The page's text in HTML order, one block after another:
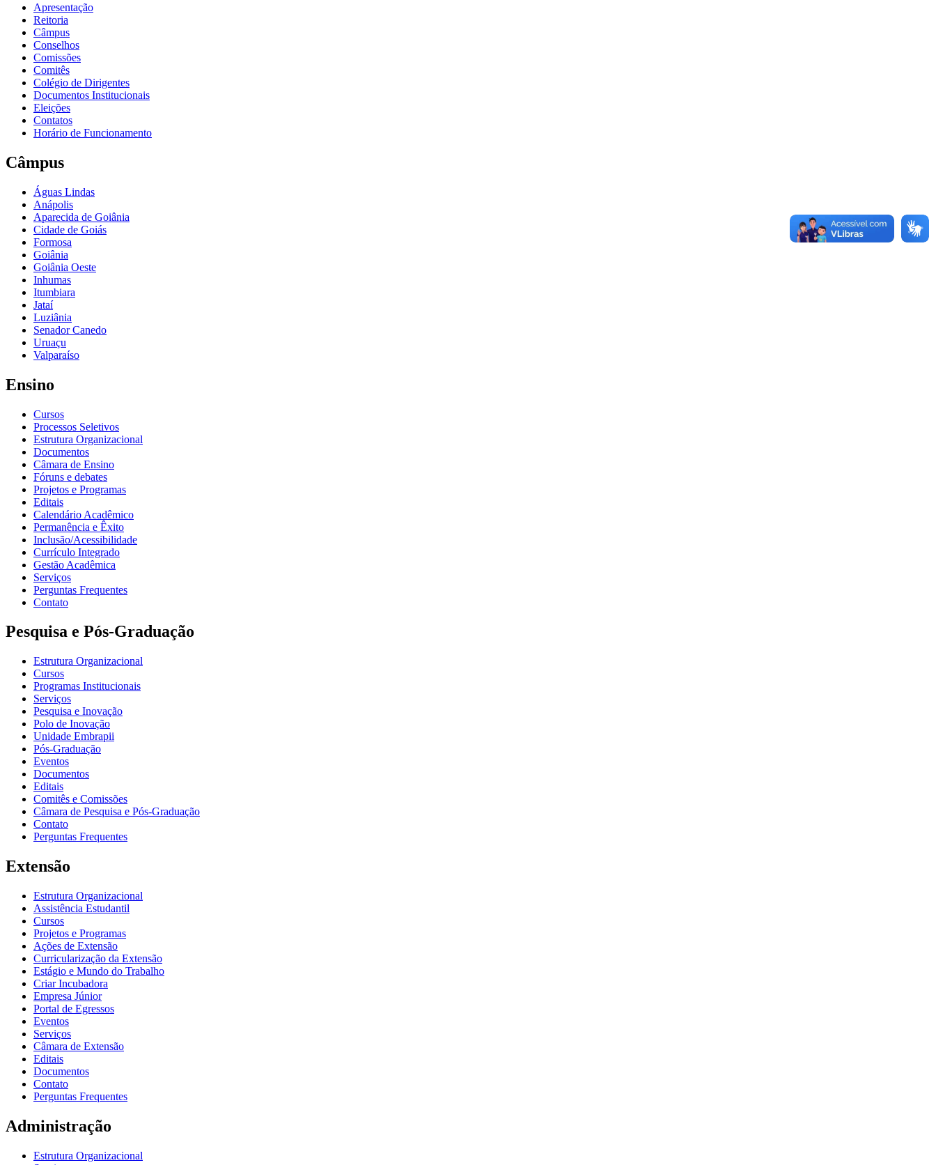
Apresentação
Reitoria
Câmpus
Conselhos
Comissões
Comitês
Colégio de Dirigentes
Documentos Institucionais
Eleições
Contatos
Horário de Funcionamento
Câmpus
Águas Lindas
Anápolis
Aparecida de Goiânia
Cidade de Goiás
Formosa
Goiânia
Goiânia Oeste
Inhumas
Itumbiara
Jataí
Luziânia
Senador Canedo
Uruaçu
Valparaíso
Ensino
Cursos
Processos Seletivos
Estrutura Organizacional
Documentos
Câmara de Ensino
Fóruns e debates
Projetos e Programas
Editais
Calendário Acadêmico
Permanência e Êxito
Inclusão/Acessibilidade
Currículo Integrado
Gestão Acadêmica
Serviços
Perguntas Frequentes
Contato
Pesquisa e Pós-Graduação
Estrutura Organizacional
Cursos
Programas Institucionais
Serviços
Pesquisa e Inovação
Polo de Inovação
Unidade Embrapii
Pós-Graduação
Eventos
Documentos
Editais
Comitês e Comissões
Câmara de Pesquisa e Pós-Graduação
Contato
Perguntas Frequentes
Extensão
Estrutura Organizacional
Assistência Estudantil
Cursos
Projetos e Programas
Ações de Extensão
Curricularização da Extensão
Estágio e Mundo do Trabalho
Criar Incubadora
Empresa Júnior
Portal de Egressos
Eventos
Serviços
Câmara de Extensão
Editais
Documentos
Contato
Perguntas Frequentes
Administração
Estrutura Organizacional